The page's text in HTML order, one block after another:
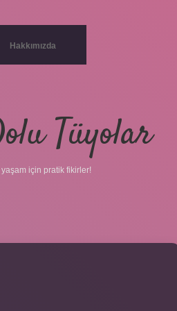
Hakkımızda
Tüyolar
için pratik fikirler!